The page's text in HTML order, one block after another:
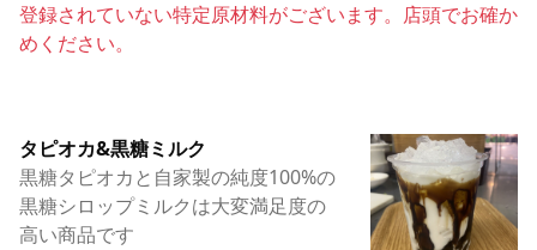
登録されていない特定原材料がございます。店頭でお確か
めください。
タピオカ&黒糖ミルク
黒糖タピオカと自家製の純度100%の
黒糖シロップミルクは大変満足度の
高い商品です